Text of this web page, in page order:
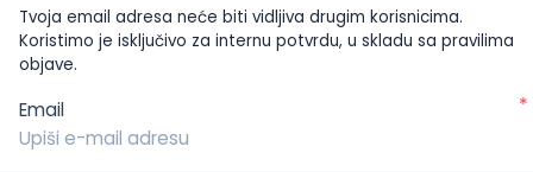
Tvoja email adresa neće biti vidljiva drugim korisnicima.
Koristimo je isključivo za internu potvrdu, u skladu sa pravilima
objave.
Email *